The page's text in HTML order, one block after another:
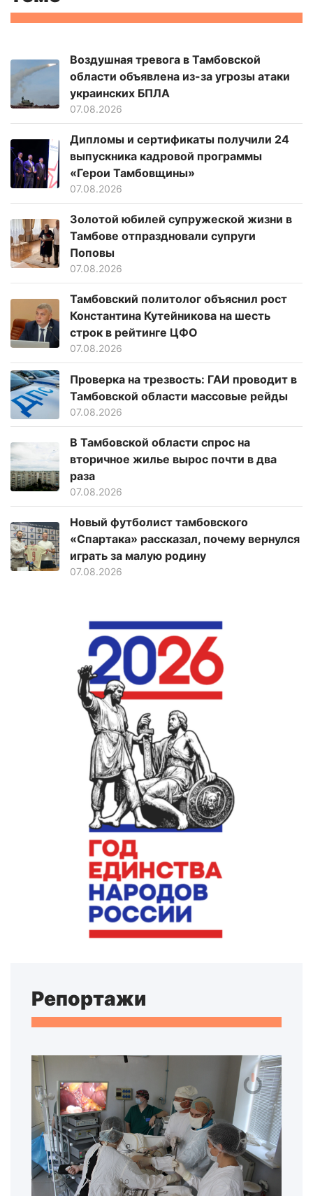
Воздушная тревога в Тамбовской
области объявлена из-за угрозы атаки
украинских БПЛА
07.08.2026
Дипломы и сертификаты получили 24
выпускника кадровой программы
«Герои Тамбовщины»
07.08.2026
Золотой юбилей супружеской жизни в
Тамбове отпраздновали супруги
Поповы
07.08.2026
Тамбовский политолог объяснил рост
Константина Кутейникова на шесть
строк в рейтинге ЦФО
07.08.2026
Проверка на трезвость: ГАИ проводит в
Тамбовской области массовые рейды
07.08.2026
В Тамбовской области спрос на
вторичное жилье вырос почти в два
раза
07.08.2026
Новый футболист тамбовского
«Спартака» рассказал, почему вернулся
играть за малую родину
07.08.2026
Репортажи